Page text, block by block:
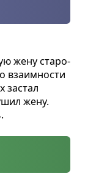
жену ста­ро­
вза­им­но­сти
застал
жену.